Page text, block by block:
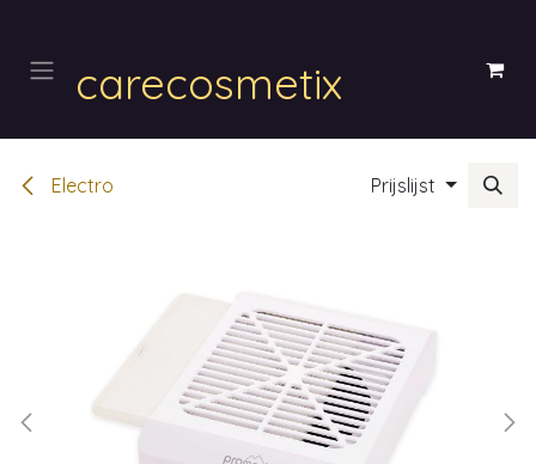
carecosmetix
Electro Prijslijst